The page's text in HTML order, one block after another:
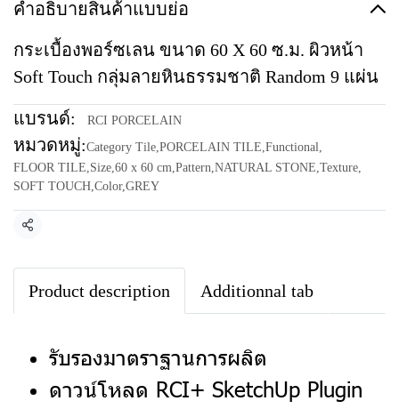
คำอธิบายสินค้าแบบย่อ
กระเบื้องพอร์ซเลน ขนาด 60 X 60 ซ.ม. ผิวหน้า
Soft Touch กลุ่มลายหินธรรมชาติ Random 9 แผ่น
แบรนด์: RCI PORCELAIN
หมวดหมู่:Category Tile,PORCELAIN TILE,Functional,
FLOOR TILE,Size,60 x 60 cm,Pattern,NATURAL STONE,Texture,
SOFT TOUCH,Color,GREY
แชร์
Product description Additionnal tab
รับรองมาตราฐานการผลิต
ดาวน์โหลด RCI+ SketchUp Plugin